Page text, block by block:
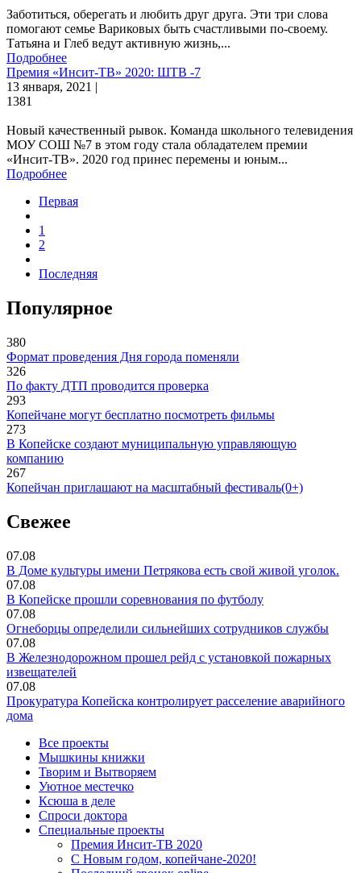
Заботиться, оберегать и любить друг друга. Эти три слова
помогают семье Вариковых быть счастливыми по-своему.
Татьяна и Глеб ведут активную жизнь,...
Подробнее
Премия «Инсит-ТВ» 2020: ШТВ -7
13 января, 2021 |
1381
Новый качественный рывок. Команда школьного телевидения
МОУ СОШ №7 в этом году стала обладателем премии
«Инсит-ТВ». 2020 год принес перемены и юным...
Подробнее
Первая
1
2
Последняя
Популярное
380
Формат проведения Дня города поменяли
326
По факту ДТП проводится проверка
293
Копейчане могут бесплатно посмотреть фильмы
273
В Копейске создают муниципальную управляющую
компанию
267
Копейчан приглашают на масштабный фестиваль(0+)
Свежее
07.08
В Доме культуры имени Петрякова есть свой живой уголок.
07.08
В Копейске прошли соревнования по футболу
07.08
Огнеборцы определили сильнейших сотрудников службы
07.08
В Железнодорожном прошел рейд с установкой пожарных
извещателей
07.08
Прокуратура Копейска контролирует расселение аварийного
дома
Все проекты
Мышкины книжки
Творим и Вытворяем
Уютное местечко
Ксюша в деле
Спроси доктора
Специальные проекты
Премия Инсит-ТВ 2020
С Новым годом, копейчане-2020!